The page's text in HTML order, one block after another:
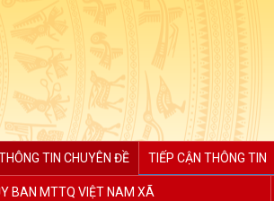
TIN CHUYÊN ĐỀ TIẾP CẬN THÔNG TIN
BAN MTTQ VIỆT NAM XÃ